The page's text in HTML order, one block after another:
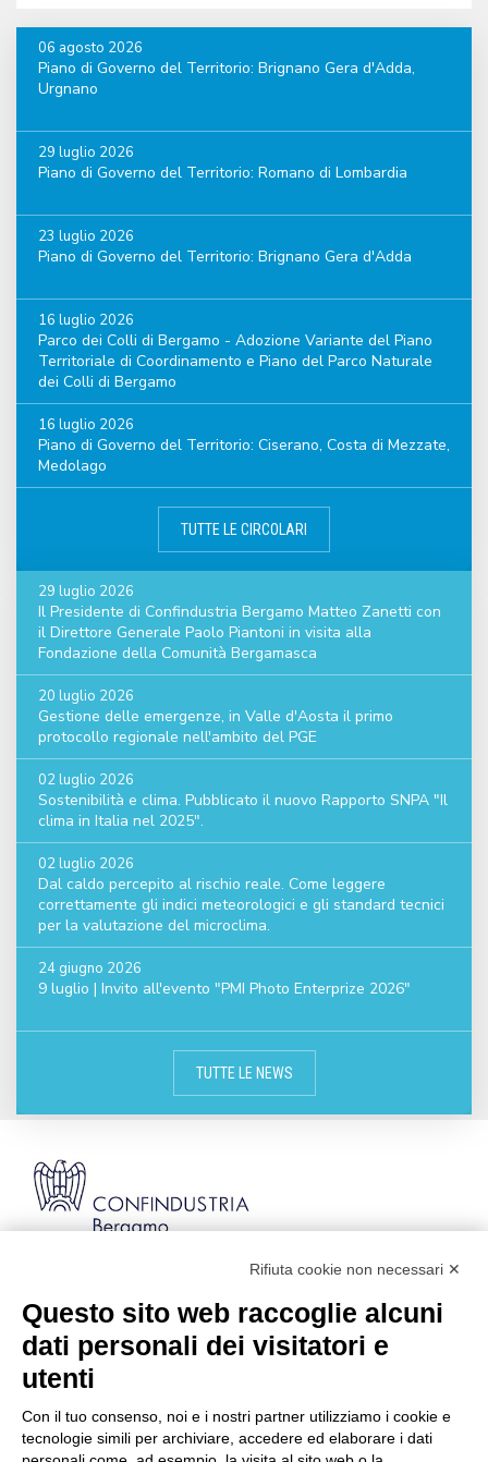
06 agosto 2026
Piano di Governo del Territorio: Brignano Gera d'Adda,
Urgnano
29 luglio 2026
Piano di Governo del Territorio: Romano di Lombardia
23 luglio 2026
Piano di Governo del Territorio: Brignano Gera d'Adda
16 luglio 2026
Parco dei Colli di Bergamo - Adozione Variante del Piano
Territoriale di Coordinamento e Piano del Parco Naturale
dei Colli di Bergamo
16 luglio 2026
Piano di Governo del Territorio: Ciserano, Costa di Mezzate,
Medolago
TUTTE LE CIRCOLARI
29 luglio 2026
Il Presidente di Confindustria Bergamo Matteo Zanetti con
il Direttore Generale Paolo Piantoni in visita alla
Fondazione della Comunità Bergamasca
20 luglio 2026
Gestione delle emergenze, in Valle d'Aosta il primo
protocollo regionale nell'ambito del PGE
02 luglio 2026
Sostenibilità e clima. Pubblicato il nuovo Rapporto SNPA "Il
clima in Italia nel 2025".
02 luglio 2026
Dal caldo percepito al rischio reale. Come leggere
correttamente gli indici meteorologici e gli standard tecnici
per la valutazione del microclima.
24 giugno 2026
9 luglio | Invito all'evento "PMI Photo Enterprize 2026"
TUTTE LE NEWS
Codice Fiscale: 80021750163 | PEC:
info@pec.confindustriabergamo.it
CONFINDUSTRIA BERGAMO
Rifiuta cookie non necessari ✕
Questo sito web raccoglie alcuni
dati personali dei visitatori e
utenti
Con il tuo consenso, noi e i nostri partner utilizziamo i cookie e
tecnologie simili per archiviare, accedere ed elaborare i dati